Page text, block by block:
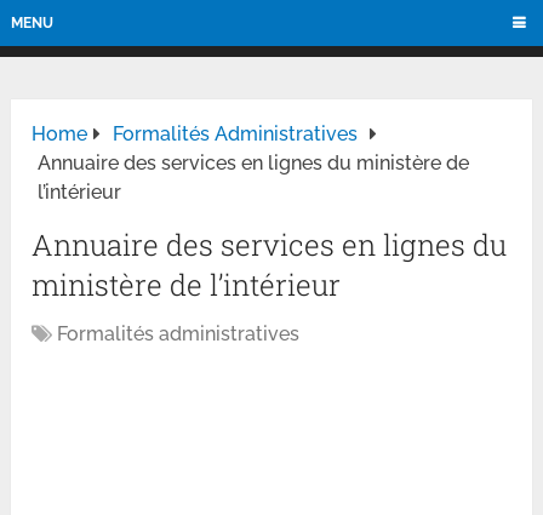
MENU
Home
Formalités Administratives
Annuaire des services en lignes du ministère de
l’intérieur
Annuaire des services en lignes du
ministère de l’intérieur
Formalités administratives